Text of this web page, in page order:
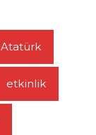
Atatürk
etkinlik